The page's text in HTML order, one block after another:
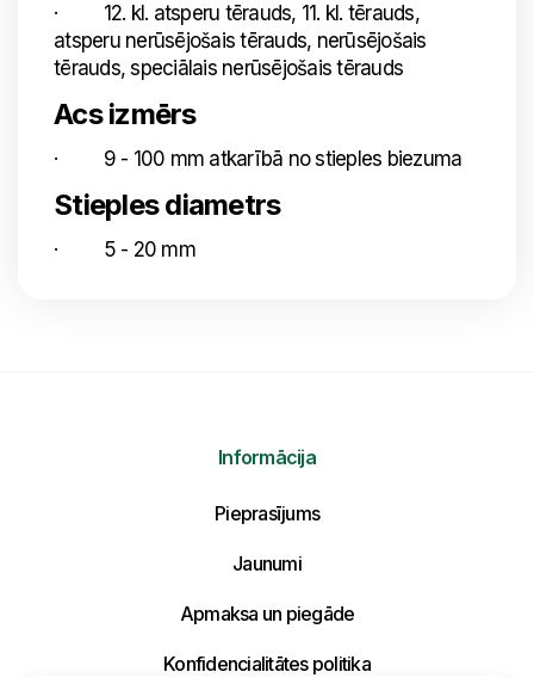
· 12. kl. atsperu tērauds, 11. kl. tērauds,
atsperu nerūsējošais tērauds, nerūsējošais
tērauds, speciālais nerūsējošais tērauds
Acs izmērs
· 9 - 100 mm atkarībā no stieples biezuma
Stieples diametrs
· 5 - 20 mm
Nosūtīt mums ziņojumu
Uzraksti savu ziņojumu un mēs atbildēsim
tuvākajā laikā!
Informācija
Pieprasījums
Jaunumi
Apmaksa un piegāde
Konfidencialitātes politika